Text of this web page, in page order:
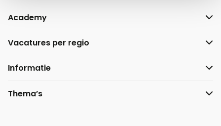
Academy
Vacatures per regio
Informatie
Thema’s